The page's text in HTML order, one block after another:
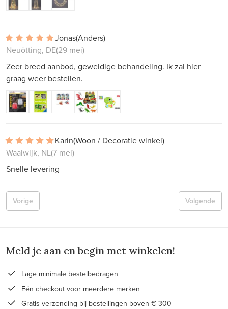
Jonas(Anders)
Neuötting, DE(29 mei)
Zeer breed aanbod, geweldige behandeling. Ik zal hier
graag weer bestellen.
Karin(Woon / Decoratie winkel)
Waalwijk, NL(7 mei)
Snelle levering
Volgende
Vorige
Meld je aan en begin met winkelen!
Lage minimale bestelbedragen
Eén checkout voor meerdere merken
Gratis verzending bij bestellingen boven € 300